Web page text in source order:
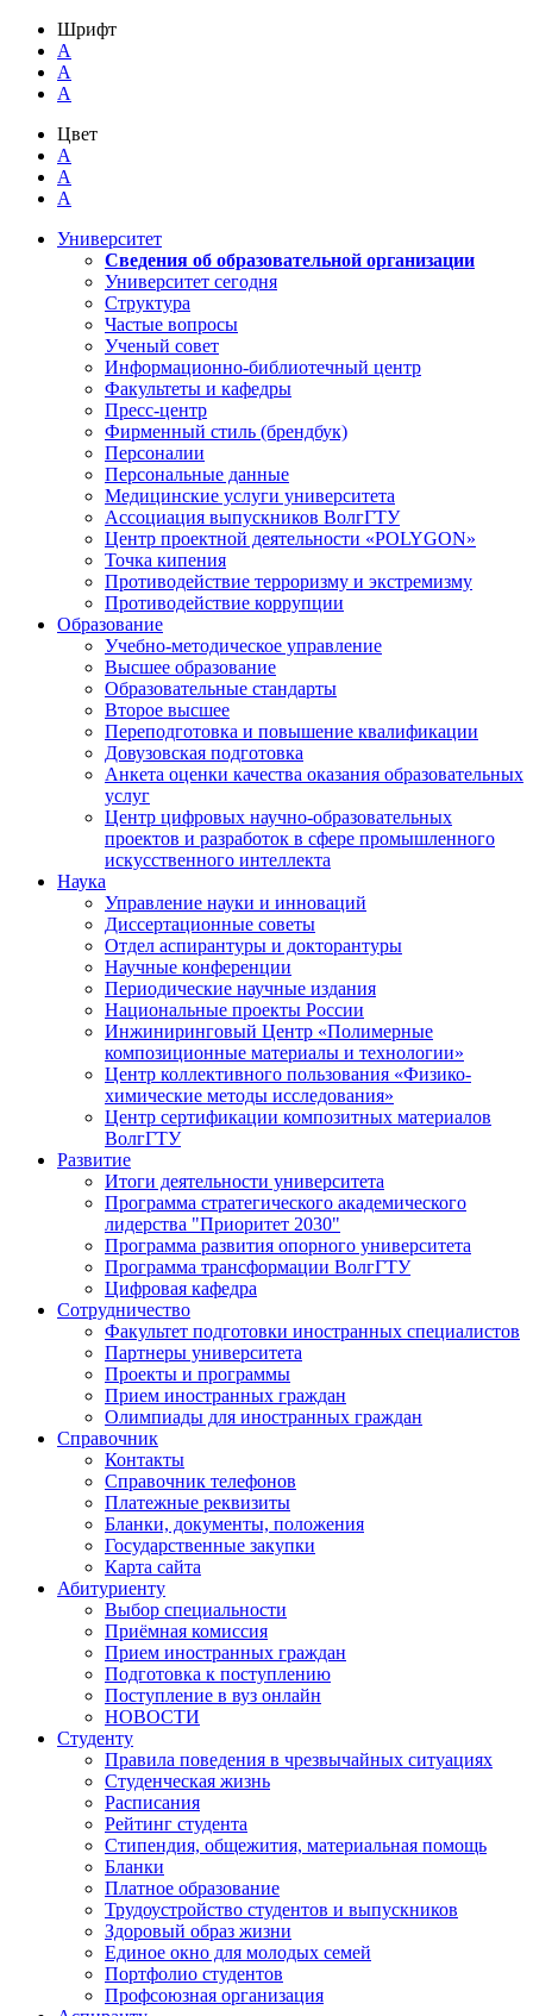
Шрифт
A
A
A
Цвет
A
A
A
Университет
Сведения об образовательной организации
Университет сегодня
Структура
Частые вопросы
Ученый совет
Информационно-библиотечный центр
Факультеты и кафедры
Пресс-центр
Фирменный стиль (брендбук)
Персоналии
Персональные данные
Медицинские услуги университета
Ассоциация выпускников ВолгГТУ
Центр проектной деятельности «POLYGON»
Точка кипения
Противодействие терроризму и экстремизму
Противодействие коррупции
Образование
Учебно-методическое управление
Высшее образование
Образовательные стандарты
Второе высшее
Переподготовка и повышение квалификации
Довузовская подготовка
Анкета оценки качества оказания образовательных
услуг
Центр цифровых научно-образовательных
проектов и разработок в сфере промышленного
искусственного интеллекта
Наука
Управление науки и инноваций
Диссертационные советы
Отдел аспирантуры и докторантуры
Научные конференции
Периодические научные издания
Национальные проекты России
Инжиниринговый Центр «Полимерные
композиционные материалы и технологии»
Центр коллективного пользования «Физико-
химические методы исследования»
Центр сертификации композитных материалов
ВолгГТУ
Развитие
Итоги деятельности университета
Программа стратегического академического
лидерства "Приоритет 2030"
Программа развития опорного университета
Программа трансформации ВолгГТУ
Цифровая кафедра
Сотрудничество
Факультет подготовки иностранных специалистов
Партнеры университета
Проекты и программы
Прием иностранных граждан
Олимпиады для иностранных граждан
Справочник
Контакты
Справочник телефонов
Платежные реквизиты
Бланки, документы, положения
Государственные закупки
Карта сайта
Абитуриенту
Выбор специальности
Приёмная комиссия
Прием иностранных граждан
Подготовка к поступлению
Поступление в вуз онлайн
НОВОСТИ
Студенту
Правила поведения в чрезвычайных ситуациях
Студенческая жизнь
Расписания
Рейтинг студента
Стипендия, общежития, материальная помощь
Бланки
Платное образование
Трудоустройство студентов и выпускников
Здоровый образ жизни
Единое окно для молодых семей
Портфолио студентов
Профсоюзная организация